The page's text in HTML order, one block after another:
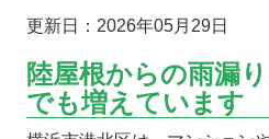
更新日：2026年05月29日
陸屋根からの雨漏
でも増えています